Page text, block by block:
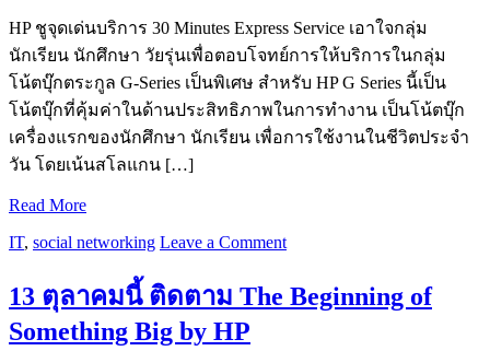
HP ชูจุดเด่นบริการ 30 Minutes Express Service เอาใจกลุ่ม
นักเรียน นักศึกษา วัยรุ่นเพื่อตอบโจทย์การให้บริการในกลุ่ม
โน้ตบุ๊กตระกูล G-Series เป็นพิเศษ สำหรับ HP G Series นี้เป็น
โน้ตบุ๊กที่คุ้มค่าในด้านประสิทธิภาพในการทำงาน เป็นโน้ตบุ๊ก
เครื่องแรกของนักศึกษา นักเรียน เพื่อการใช้งานในชีวิตประจำ
วัน โดยเน้นสโลแกน […]
Read More
IT, social networking Leave a Comment
13 ตุลาคมนี้ ติดตาม The Beginning of
Something Big by HP